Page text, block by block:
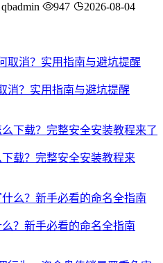
qbadmin 947 2026-08-04
消？实用指南与避坑提醒
载？完整安全安装教程来
？新手必看的命名全指南